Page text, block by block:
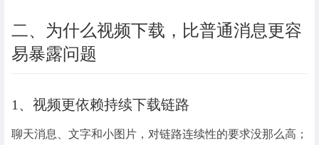
二、为什么视频下载，比普通消息更容
易暴露问题
1、视频更依赖持续下载链路
聊天消息、文字和小图片，对链路连续性的要求没那么高；